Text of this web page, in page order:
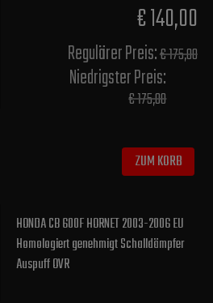
€ 140,00
Regulärer Preis:€ 175,00
Niedrigster Preis:
€ 175,00
ZUM KORB
HONDA CB 600F HORNET 2003-2006 EU
Homologiert genehmigt Schalldämpfer
Auspuff OVR